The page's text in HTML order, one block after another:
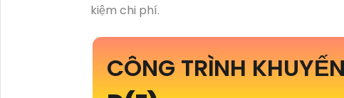
kiệm chi phí.
CÔNG TRÌNH